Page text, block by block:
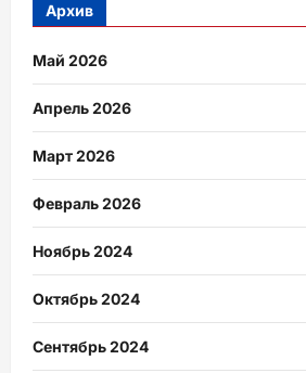
Архив
Май 2026
Апрель 2026
Март 2026
Февраль 2026
Ноябрь 2024
Октябрь 2024
Сентябрь 2024